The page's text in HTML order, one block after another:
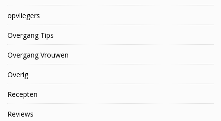
opvliegers
Overgang Tips
Overgang Vrouwen
Overig
Recepten
Reviews